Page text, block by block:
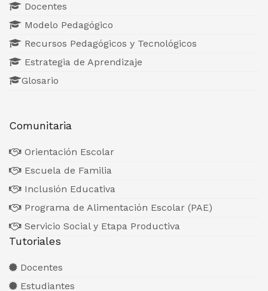
Docentes
Modelo Pedagógico
Recursos Pedagógicos y Tecnológicos
Estrategia de Aprendizaje
Glosario
Comunitaria
Orientación Escolar
Escuela de Familia
Inclusión Educativa
Programa de Alimentación Escolar (PAE)
Servicio Social y Etapa Productiva
Tutoriales
Docentes
Estudiantes